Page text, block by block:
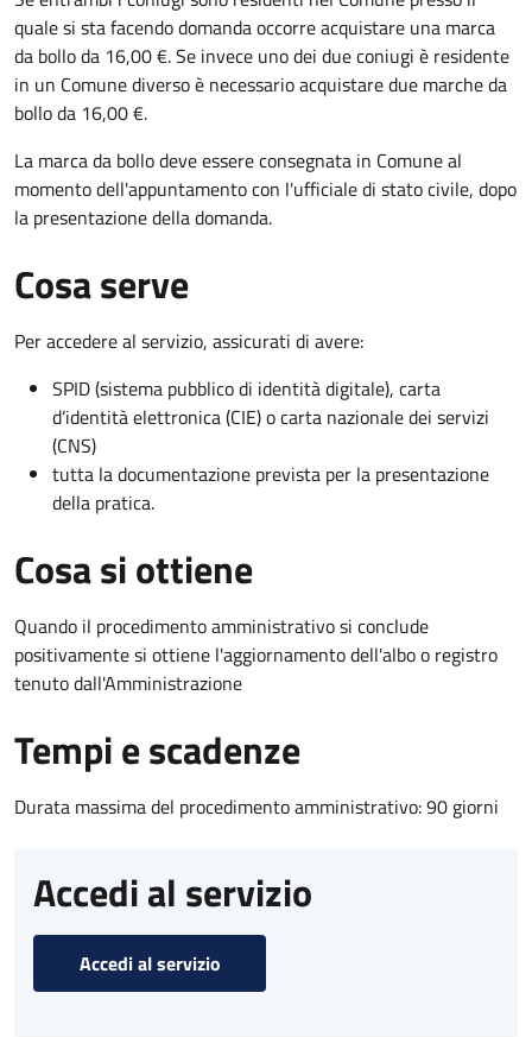
quale si sta facendo domanda occorre acquistare una marca
da bollo da 16,00 €. Se invece uno dei due coniugi è residente
in un Comune diverso è necessario acquistare due marche da
bollo da 16,00 €.
La marca da bollo deve essere consegnata in Comune al
momento dell'appuntamento con l'ufficiale di stato civile, dopo
la presentazione della domanda.
Cosa serve
Per accedere al servizio, assicurati di avere:
SPID (sistema pubblico di identità digitale), carta
d’identità elettronica (CIE) o carta nazionale dei servizi
(CNS)
tutta la documentazione prevista per la presentazione
della pratica.
Cosa si ottiene
Quando il procedimento amministrativo si conclude
positivamente si ottiene l'aggiornamento dell'albo o registro
tenuto dall'Amministrazione
Tempi e scadenze
Durata massima del procedimento amministrativo: 90 giorni
Accedi al servizio
Accedi al servizio